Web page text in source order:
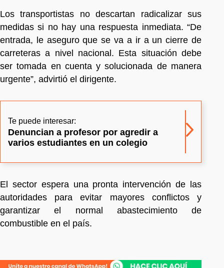
Los transportistas no descartan radicalizar sus
medidas si no hay una respuesta inmediata. “De
entrada, le aseguro que se va a ir a un cierre de
carreteras a nivel nacional. Esta situación debe
ser tomada en cuenta y solucionada de manera
urgente”, advirtió el dirigente.
Te puede interesar:
Denuncian a profesor por agredir a
varios estudiantes en un colegio
El sector espera una pronta intervención de las
autoridades para evitar mayores conflictos y
garantizar el normal abastecimiento de
combustible en el país.